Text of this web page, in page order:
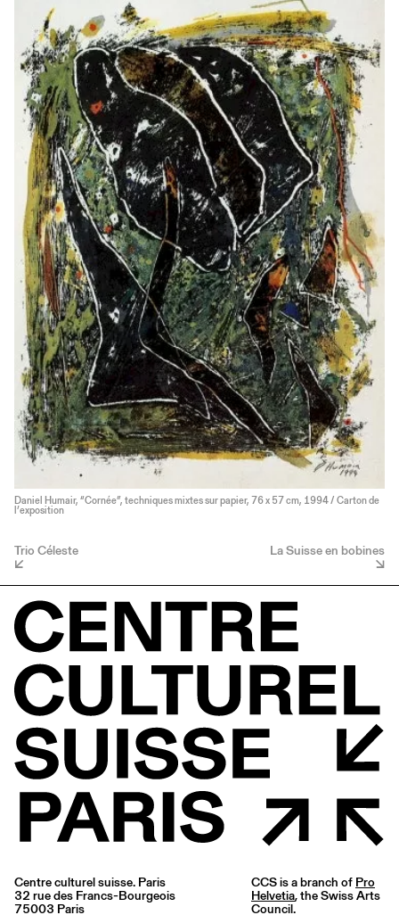
Daniel Humair, “Cornée”, techniques mixtes sur papier, 76 x 57 cm, 1994 / Carton de
l’exposition
Trio Céleste La Suisse en bobines
Centre culturel suisse. Paris
32 rue des Francs-Bourgeois
75003 Paris
CCS is a branch of Pro
Helvetia, the Swiss Arts
Council.